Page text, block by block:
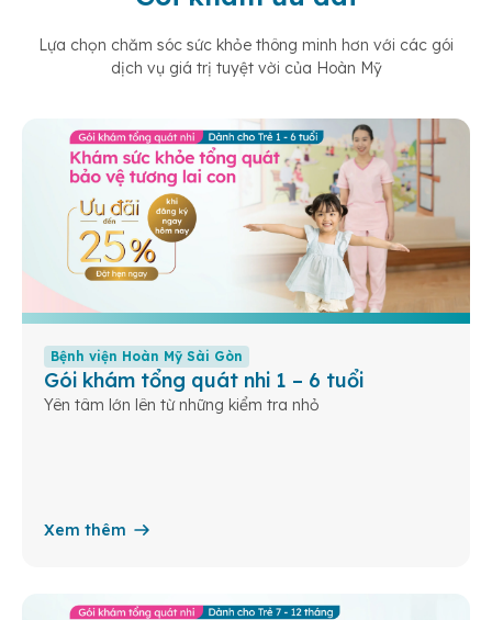
Lựa chọn chăm sóc sức khỏe thông minh hơn với các gói
dịch vụ giá trị tuyệt vời của Hoàn Mỹ
Bệnh viện Hoàn Mỹ Sài Gòn
Gói khám tổng quát nhi 1 – 6 tuổi
Yên tâm lớn lên từ những kiểm tra nhỏ
Xem thêm